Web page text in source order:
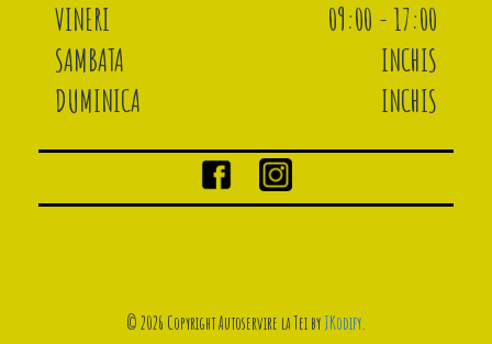
VINERI
09:00 - 17:00
SAMBATA
INCHIS
DUMINICA
INCHIS
© 2026 Copyright Autoservire la Tei byJKodify.